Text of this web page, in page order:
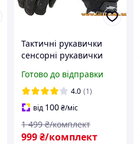
Тактичні рукавички
сенсорні рукавички
100% оригінал зі США
Чорні M
Готово до відправки
4.0 (1)
від 100₴/міс
999₴/комплект
1 499 ₴/комплект